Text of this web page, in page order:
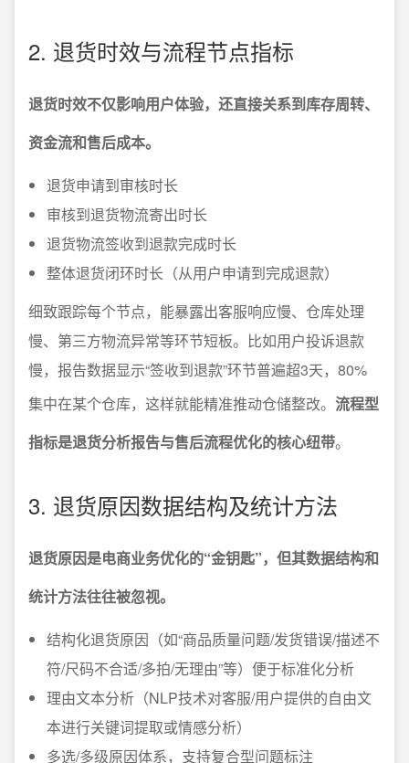
2. 退货时效与流程节点指标
退货时效不仅影响用户体验，还直接关系到库存周转、
资金流和售后成本。
退货申请到审核时长
审核到退货物流寄出时长
退货物流签收到退款完成时长
整体退货闭环时长（从用户申请到完成退款）
细致跟踪每个节点，能暴露出客服响应慢、仓库处理
慢、第三方物流异常等环节短板。比如用户投诉退款
慢，报告数据显示“签收到退款”环节普遍超3天，80%
集中在某个仓库，这样就能精准推动仓储整改。 流程型
指标是退货分析报告与售后流程优化的核心纽带。
3. 退货原因数据结构及统计方法
退货原因是电商业务优化的“金钥匙”，但其数据结构和
统计方法往往被忽视。
结构化退货原因（如“商品质量问题/发货错误/描述不
符/尺码不合适/多拍/无理由”等）便于标准化分析
理由文本分析（NLP技术对客服/用户提供的自由文
本进行关键词提取或情感分析）
多选/多级原因体系，支持复合型问题标注